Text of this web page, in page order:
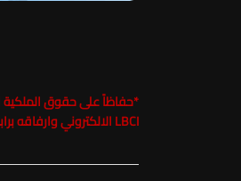
*
LBCI الالكتروني وارفاقه برابط الخبر Hyperlink تحت طائلة الملاحقة القانونية